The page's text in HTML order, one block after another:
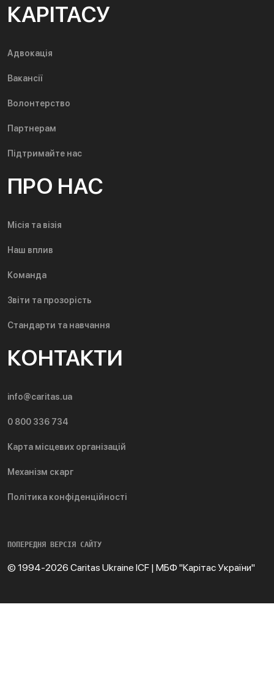
КАРІТАСУ
Адвокація
Вакансії
Волонтерство
Партнерам
Підтримайте нас
ПРО НАС
Місія та візія
Наш вплив
Команда
Звіти та прозорість
Стандарти та навчання
КОНТАКТИ
info@caritas.ua
0 800 336 734
Карта місцевих організацій
Механізм скарг
Політика конфіденційності
ПОПЕРЕДНЯ ВЕРСІЯ САЙТУ
© 1994-2026 Caritas Ukraine ICF | МБФ "Карітас України"